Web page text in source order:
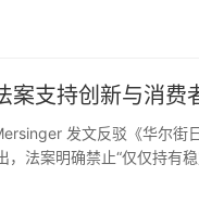
案支持创新与消费
发文反驳《华尔街
法案明确禁止“仅仅持有